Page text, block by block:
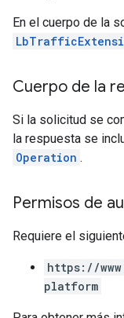
En el cuerpo de la
Cuerpo de la
Si la solicitud se
la respuesta se
Operation .
Permisos de
Requiere el
https://
platform